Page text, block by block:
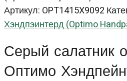
Артикул: OPT1415X9092
Хэндпэинтерд (Optimo
Серый салатник
Оптимо